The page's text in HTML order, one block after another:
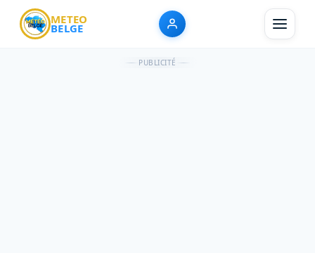
METEO
BELGE
PUBLICITÉ